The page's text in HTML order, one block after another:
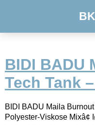
BIDI BADU
Tech Tank
BIDI BADU Maila
Polyester-Viskose Mixâ¢